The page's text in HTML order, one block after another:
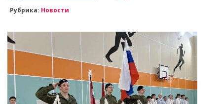
Рубрика: Новости